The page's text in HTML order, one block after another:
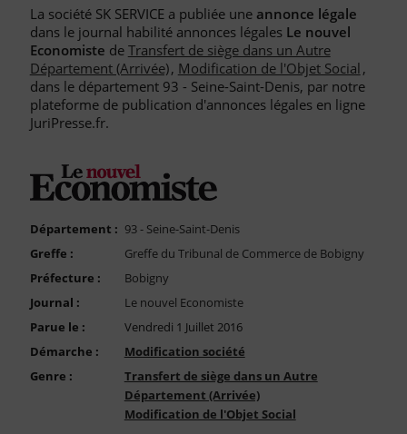
Liste des Greffes
Liste des CCI
Le Blog pour les Entreprises
Nous Contacter
La société SK SERVICE a publiée une annonce légale
dans le journal habilité annonces légales Le nouvel
Economiste deTransfert de siège dans un Autre
Département (Arrivée), Modification de l'Objet Social,
dans le département 93 - Seine-Saint-Denis, par notre
plateforme de publication d'annonces légales en ligne
JuriPresse.fr.
Département : 93 - Seine-Saint-Denis
Greffe :
Greffe du Tribunal de Commerce de Bobigny
Préfecture :
Bobigny
Journal :
Le nouvel Economiste
Parue le :
Vendredi 1 Juillet 2016
Démarche :
Modification société
Genre :
Transfert de siège dans un Autre
Département (Arrivée)
Modification de l'Objet Social